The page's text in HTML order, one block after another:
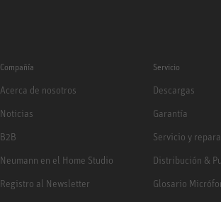
Compañía
Acerca de nosotros
Noticias
B2B
Neumann en el Home Studio
Registro al Newsletter
Servicio
Descargas
Garantía
Servicio y
Distribución &
Glosario